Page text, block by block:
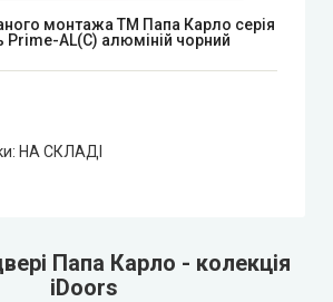
монтажа ТМ Папа Карло серія
AL(С) алюміній чорний
НА СКЛАДІ
Папа Карло - колекція
iDoors